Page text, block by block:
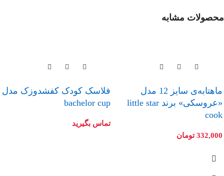
محصولات مشابه
ماهتابه‌ی سایز 12 مدل
«عروسکی» برند little star
cook
332,000 تومان
فلاسک کودک کفشدوزک مدل
bachelor cup
تماس بگیرید